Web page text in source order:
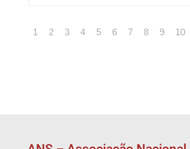
1 2 3 4 5 6 7 8 9 10